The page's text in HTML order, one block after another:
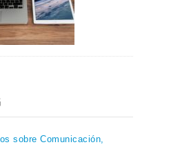
sobre Comunicación,